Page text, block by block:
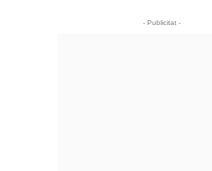
- Publicitat -